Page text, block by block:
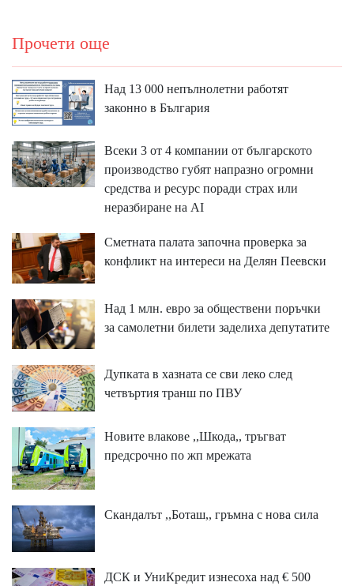
Прочети още
Над 13 000 непълнолетни работят
законно в България
Всеки 3 от 4 компании от българското
производство губят напразно огромни
средства и ресурс поради страх или
неразбиране на AI
Сметната палата започна проверка за
конфликт на интереси на Делян Пеевски
Над 1 млн. евро за обществени поръчки
за самолетни билети заделиха депутатите
Дупката в хазната се сви леко след
четвъртия транш по ПВУ
Новите влакове ,,Шкода,, тръгват
предсрочно по жп мрежата
Скандалът ,,Боташ,, гръмна с нова сила
ДСК и УниКредит изнесоха над € 500